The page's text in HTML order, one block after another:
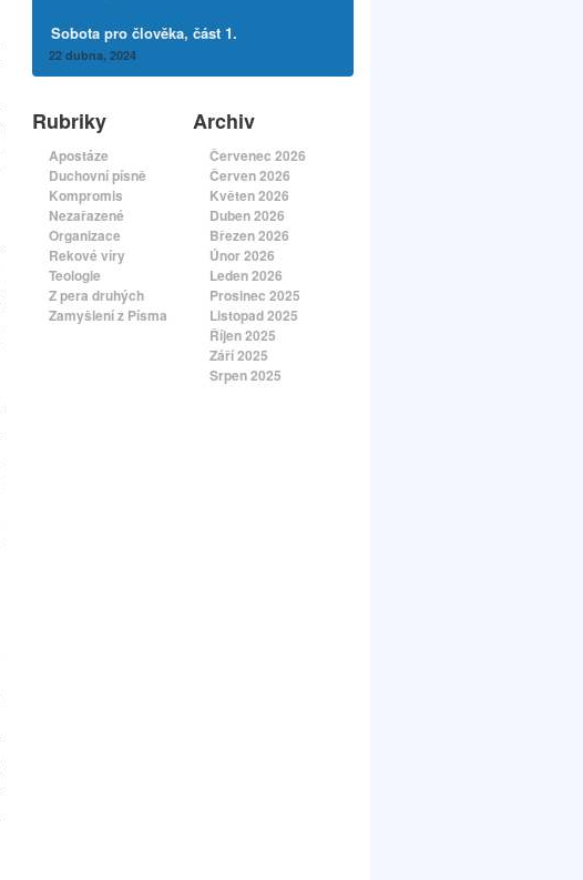
Sobota pro člověka, část 1.
22 dubna, 2024
Rubriky
Apostáze
Duchovní písně
Kompromis
Nezařazené
Organizace
Rekové víry
Teologie
Z pera druhých
Zamyšlení z Písma
Archiv
Červenec 2026
Červen 2026
Květen 2026
Duben 2026
Březen 2026
Únor 2026
Leden 2026
Prosinec 2025
Listopad 2025
Říjen 2025
Září 2025
Srpen 2025